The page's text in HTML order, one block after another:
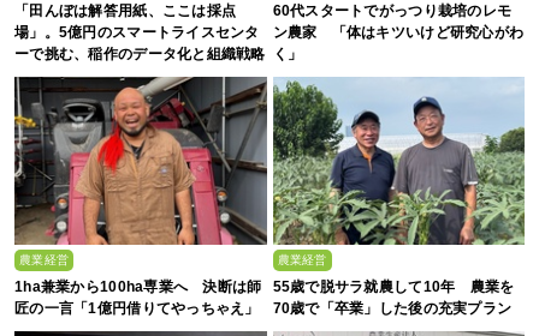
「田んぼは解答用紙、ここは採点
場」。5億円のスマートライスセンタ
ーで挑む、稲作のデータ化と組織戦略
60代スタートでがっつり栽培のレモ
ン農家 「体はキツいけど研究心がわ
く」
農業経営
1ha兼業から100ha専業へ 決断は師
匠の一言「1億円借りてやっちゃえ」
農業経営
55歳で脱サラ就農して10年 農業を
70歳で「卒業」した後の充実プラン